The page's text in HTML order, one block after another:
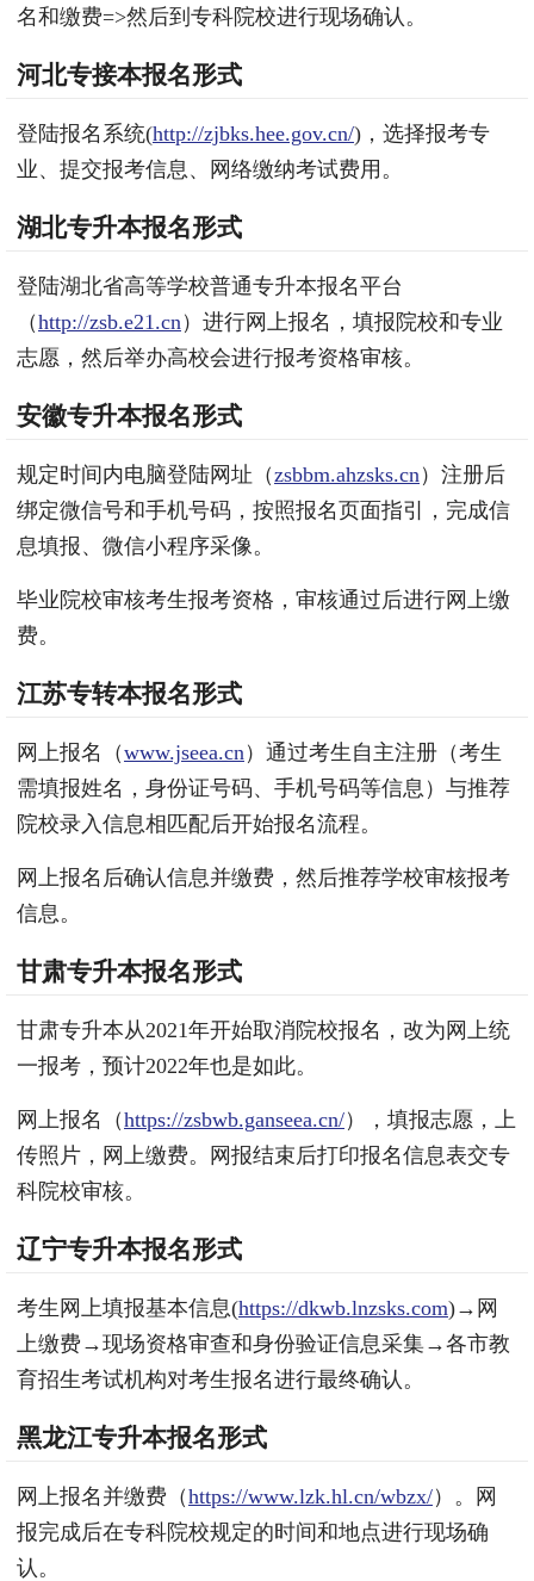
名和缴费=>然后到专科院校进行现场确认。
河北专接本报名形式
登陆报名系统(http://zjbks.hee.gov.cn/)，选择报考专
业、提交报考信息、网络缴纳考试费用。
湖北专升本报名形式
登陆湖北省高等学校普通专升本报名平台
（http://zsb.e21.cn ）进行网上报名，填报院校和专业
志愿，然后举办高校会进行报考资格审核。
安徽专升本报名形式
规定时间内电脑登陆网址（zsbbm.ahzsks.cn ）注册后
绑定微信号和手机号码，按照报名页面指引，完成信
息填报、微信小程序采像。
毕业院校审核考生报考资格，审核通过后进行网上缴
费。
江苏专转本报名形式
网上报名（www.jseea.cn ）通过考生自主注册（考生
需填报姓名，身份证号码、手机号码等信息）与推荐
院校录入信息相匹配后开始报名流程。
网上报名后确认信息并缴费，然后推荐学校审核报考
信息。
甘肃专升本报名形式
甘肃专升本从2021年开始取消院校报名，改为网上统
一报考，预计2022年也是如此。
网上报名（https://zsbwb.ganseea.cn/），填报志愿，上
传照片，网上缴费。网报结束后打印报名信息表交专
科院校审核。
辽宁专升本报名形式
考生网上填报基本信息(https://dkwb.lnzsks.com)→网
上缴费→现场资格审查和身份验证信息采集→各市教
育招生考试机构对考生报名进行最终确认。
黑龙江专升本报名形式
网上报名并缴费（https://www.lzk.hl.cn/wbzx/）。网
报完成后在专科院校规定的时间和地点进行现场确
认。